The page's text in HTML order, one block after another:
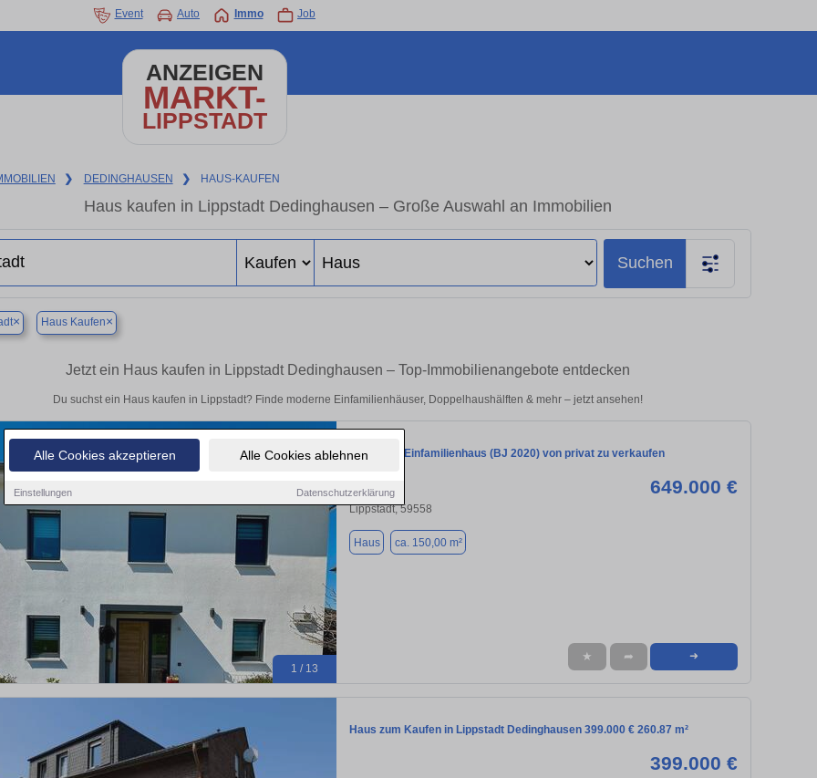
Alle Cookies akzeptieren Alle Cookies ablehnen
Einstellungen Datenschutzerklärung
Event Auto Immo Job
ANZEIGEN
MARKT-
LIPPSTADT
❯ DEDINGHAUSEN ❯ HAUS-KAUFEN
Haus kaufen in Lippstadt Dedinghausen – Große Auswahl an Immobilien
Suchen
× Haus Kaufen×
Jetzt ein Haus kaufen in Lippstadt Dedinghausen – Top-Immobilienangebote entdecken
Du suchst ein Haus kaufen in Lippstadt? Finde moderne Einfamilienhäuser, Doppelhaushälften & mehr – jetzt ansehen!
1 / 13
Modernes Einfamilienhaus (BJ 2020) von privat zu verkaufen
649.000 €
Lippstadt, 59558
Haus ca. 150,00 m²
★ ➦ ➜
Haus zum Kaufen in Lippstadt Dedinghausen 399.000 € 260.87 m²
399.000 €